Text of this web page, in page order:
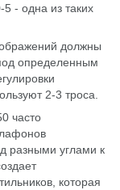
5 - одна из таких
должны
определенным
2-3 троса.
часто
разными углами к
которая